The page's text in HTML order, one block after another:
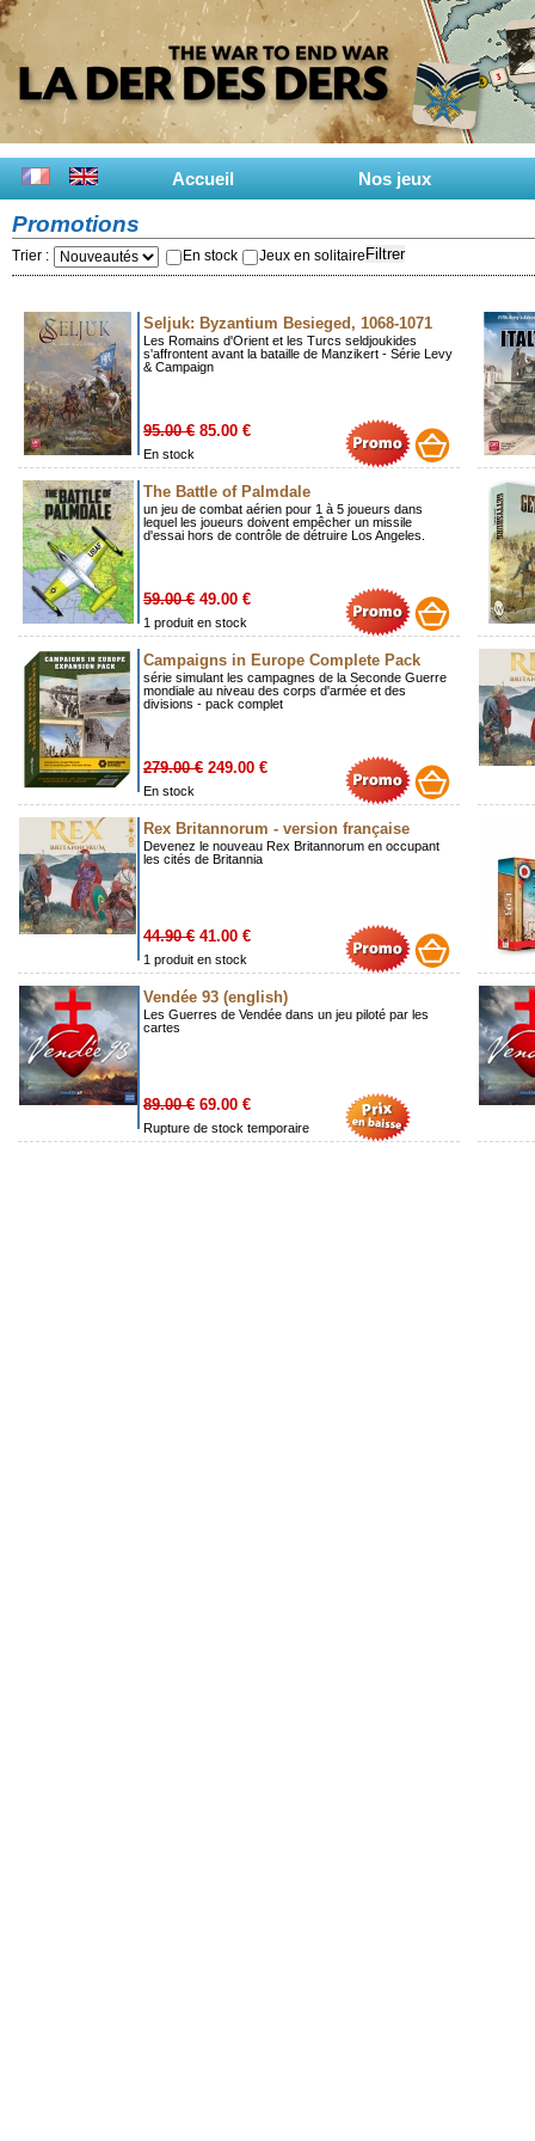
Accueil Nos jeux
Promotions
Trier : En stock Jeux en solitaire Filtrer
Seljuk: Byzantium Besieged, 1068-1071
Les Romains d'Orient et les Turcs seldjoukides
s'affrontent avant la bataille de Manzikert - Série Levy
& Campaign
95.00 € 85.00 €
En stock
The Battle of Palmdale
un jeu de combat aérien pour 1 à 5 joueurs dans
lequel les joueurs doivent empêcher un missile
d'essai hors de contrôle de détruire Los Angeles.
59.00 € 49.00 €
1 produit en stock
Campaigns in Europe Complete Pack
série simulant les campagnes de la Seconde Guerre
mondiale au niveau des corps d'armée et des
divisions - pack complet
279.00 € 249.00 €
En stock
Rex Britannorum - version française
Devenez le nouveau Rex Britannorum en occupant
les cités de Britannia
44.90 € 41.00 €
1 produit en stock
Vendée 93 (english)
Les Guerres de Vendée dans un jeu piloté par les
cartes
89.00 € 69.00 €
Rupture de stock temporaire